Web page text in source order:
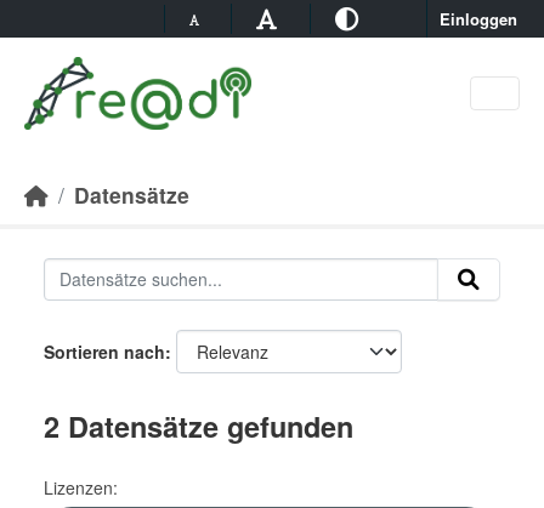
Einloggen
Datensätze
Sortieren nach
2 Datensätze gefunden
Lizenzen: